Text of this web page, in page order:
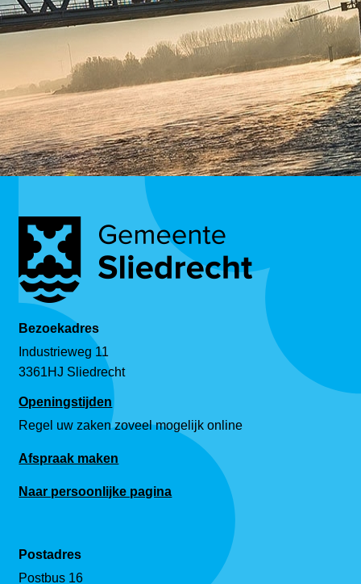
Bezoekadres
Industrieweg 11
3361HJ Sliedrecht
Openingstijden
Regel uw zaken zoveel mogelijk online
Afspraak maken
Naar persoonlijke pagina
Postadres
Postbus 16